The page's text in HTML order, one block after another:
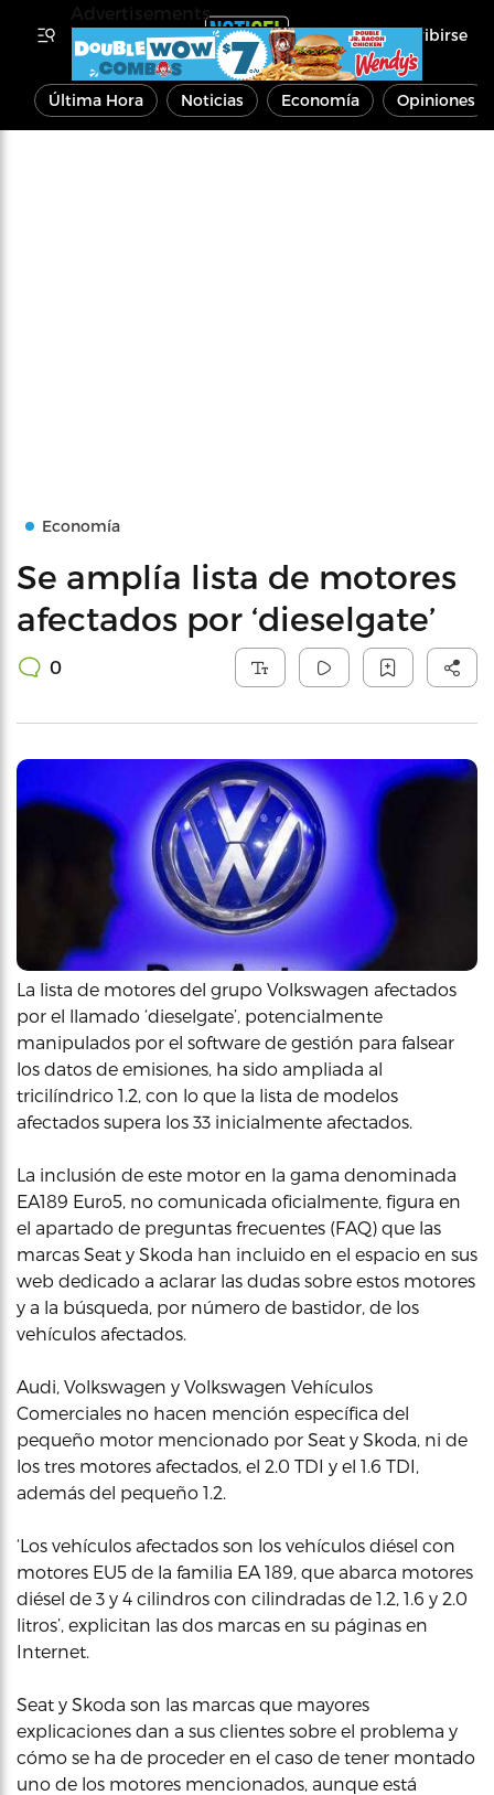
Inscribirse
Última Hora Noticias Economía Opiniones
Economía
Se amplía lista de motores
afectados por ‘dieselgate’
0
La lista de motores del grupo Volkswagen afectados
por el llamado ‘dieselgate’, potencialmente
manipulados por el software de gestión para falsear
los datos de emisiones, ha sido ampliada al
tricilíndrico 1.2, con lo que la lista de modelos
afectados supera los 33 inicialmente afectados.
La inclusión de este motor en la gama denominada
EA189 Euro5, no comunicada oficialmente, figura en
el apartado de preguntas frecuentes (FAQ) que las
marcas Seat y Skoda han incluido en el espacio en sus
web dedicado a aclarar las dudas sobre estos motores
y a la búsqueda, por número de bastidor, de los
vehículos afectados.
Audi, Volkswagen y Volkswagen Vehículos
Comerciales no hacen mención específica del
pequeño motor mencionado por Seat y Skoda, ni de
los tres motores afectados, el 2.0 TDI y el 1.6 TDI,
además del pequeño 1.2.
‘Los vehículos afectados son los vehículos diésel con
motores EU5 de la familia EA 189, que abarca motores
diésel de 3 y 4 cilindros con cilindradas de 1.2, 1.6 y 2.0
litros’, explicitan las dos marcas en su páginas en
Internet.
Seat y Skoda son las marcas que mayores
explicaciones dan a sus clientes sobre el problema y
cómo se ha de proceder en el caso de tener montado
uno de los motores mencionados, aunque está
Advertisements